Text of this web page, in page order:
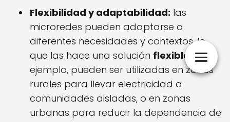
Flexibilidad y adaptabilidad: las
microredes pueden adaptarse a
diferentes necesidades y contextos, lo
que las hace una solución flexible
. Por
ejemplo, pueden ser utilizadas en zonas
rurales para llevar electricidad a
comunidades aisladas, o en zonas
urbanas para reducir la dependencia de